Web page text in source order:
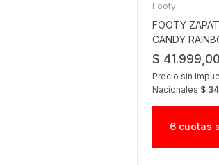
Footy
FOOTY
CANDY
$ 41.999,00
Precio sin
Nacionales $
6 cuotas